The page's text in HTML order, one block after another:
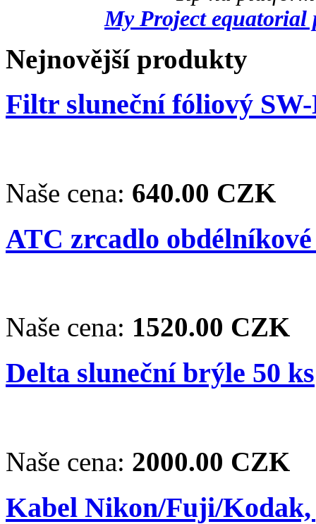
My Project equatorial
Nejnovější produkty
Filtr sluneční fóliový SW-
Naše cena: 640.00 CZK
ATC zrcadlo
Naše cena: 1520.00 CZK
Delta sluneční brýle 50 ks
Naše cena: 2000.00 CZK
Kabel Nikon/Fuji/Kodak,